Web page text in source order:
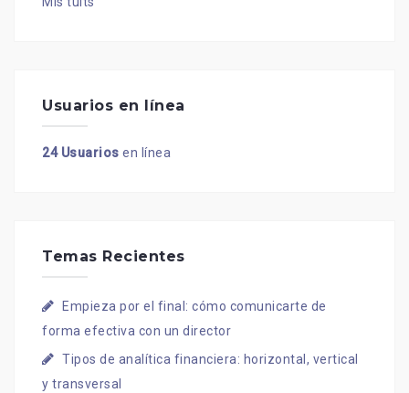
Usuarios en línea
24 Usuarios en línea
Temas Recientes
Empieza por el final: cómo comunicarte de
forma efectiva con un director
Tipos de analítica financiera: horizontal, vertical
y transversal